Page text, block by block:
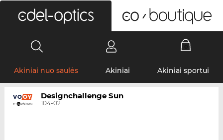
Akiniai nuo saulės Akiniai Akiniai sportui
Designchallenge Sun
104-02